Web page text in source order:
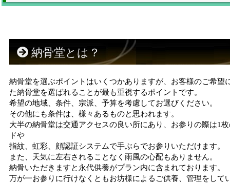
納骨堂とは？
納骨堂を選ぶポイントはいくつかありますが、お客様のご希望
た納骨堂を選ばれることが最も重視するポイントです。
希望の地域、条件、宗派、予算を考慮してお選びください。
その他にも条件は、様々あるものと思われます。
大半の納骨堂は交通アクセスの良い所にあり、お参りの際は1
ドや
指紋、虹彩、顔認証システムで手ぶらでお参りいただけます。
また、天気に左右されることなく雨風の心配もありません。
納骨いただきますと永代供養がプラン内に含まれております。
万が一お参りに行けなくともお坊様によるご供養、管理をして